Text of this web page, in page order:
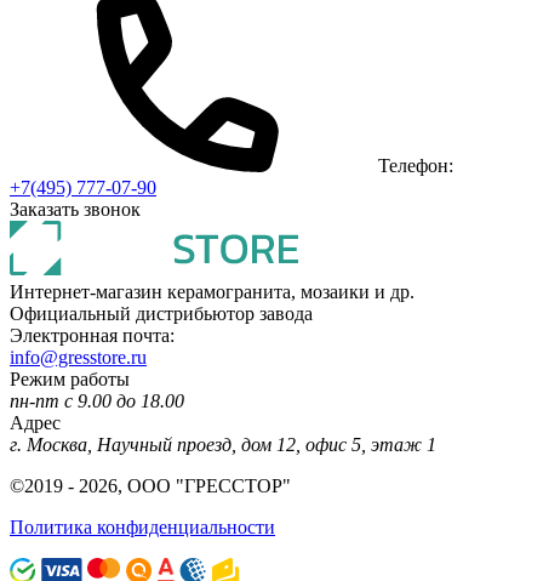
Телефон:
+7(495) 777-07-90
Заказать звонок
Интернет-магазин керамогранита, мозаики и др.
Официальный дистрибьютор завода
Электронная почта:
info@gresstore.ru
Режим работы
пн-пт с 9.00 до 18.00
Адрес
г. Москва, Научный проезд, дом 12, офис 5, этаж 1
©2019 - 2026, ООО "ГРЕССТОР"
Политика конфиденциальности